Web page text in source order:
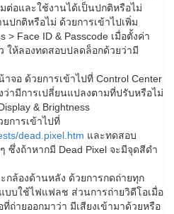
ต่อและใช้งานได้เป็นปกติหรือไม่
ปกติหรือไม่ ด้วยการเข้าไปเพิ่ม
> Face ID & Passcode เมื่อตั้งค่า
ให้ลองทดสอบปลดล็อกด้วยว่ามี
จอ ด้วยการเข้าไปที่ Control Center
ามีการเปลี่ยนแปลงตามที่ปรับหรือไม่
& Brightness
ยการเข้าไปที่
dead.pixel.htm และทดสอบ
ซึ่งถ้าหากมี Dead Pixel จะมีจุดสีดำ
ล้องด้านหลัง ด้วยการกดถ่ายทุก
บบใช้ไฟแฟลช ส่วนการถ่ายวิดีโอเมื่อ
ที่ถ่ายออกมาว่า มีเสียงเข้ามาด้วยหรือ